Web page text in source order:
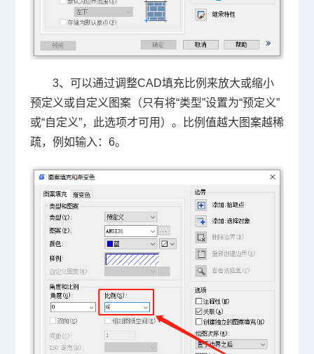
3、可以通过调整CAD填充比例来放大或缩小
预定义或自定义图案（只有将“类型”设置为“预定义”
或“自定义”，此选项才可用）。比例值越大图案越稀
疏，例如输入：6。